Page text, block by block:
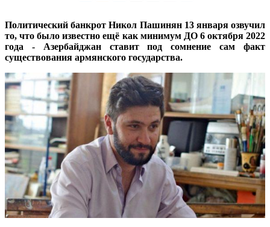
Политический банкрот Никол Пашинян 13 января озвучил
то, что было известно ещё как минимум ДО 6 октября 2022
года - Азербайджан ставит под сомнение сам факт
существования армянского государства.